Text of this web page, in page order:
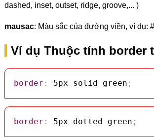
dashed, inset, outset, ridge, groove,... )
mausac: Màu sắc của đường viền, ví dụ:
Ví dụ Thuộc tính border
border : 5px solid green ;
border : 5px dotted green ;